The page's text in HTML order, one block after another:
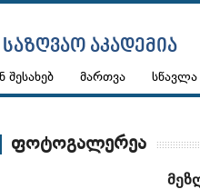
ᲐᲙᲐᲓᲔᲛᲘᲐ
შესახებ მართვა სწავლა
ფოტოგალერეა